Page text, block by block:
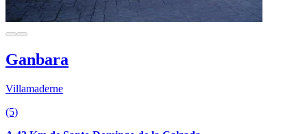
Ganbara
Villamaderne
(5)